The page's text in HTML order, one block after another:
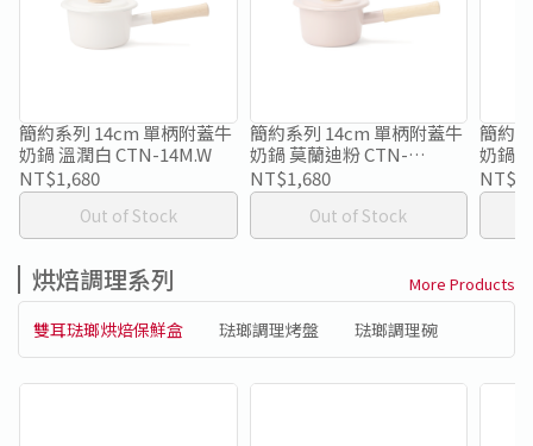
簡約系列 14cm 單柄附蓋牛
奶鍋 溫潤白 CTN-14M.W
NT$1,680
Out of Stock
簡約系列 14cm 單柄附蓋牛
奶鍋 莫蘭迪粉 CTN-
14M.AP
NT$1,680
Out of Stock
簡約
奶鍋
烘焙調理系列 More Products
雙耳琺瑯烘焙保鮮盒 琺瑯調理烤盤 琺瑯調理碗